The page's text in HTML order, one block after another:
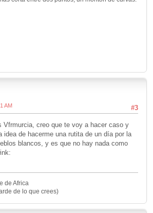
#3
AM
Vfrmurcia, creo que te voy a hacer caso y
idea de hacerme una rutita de un día por la
blancos, y es que no hay nada como
de Africa
de lo que crees)